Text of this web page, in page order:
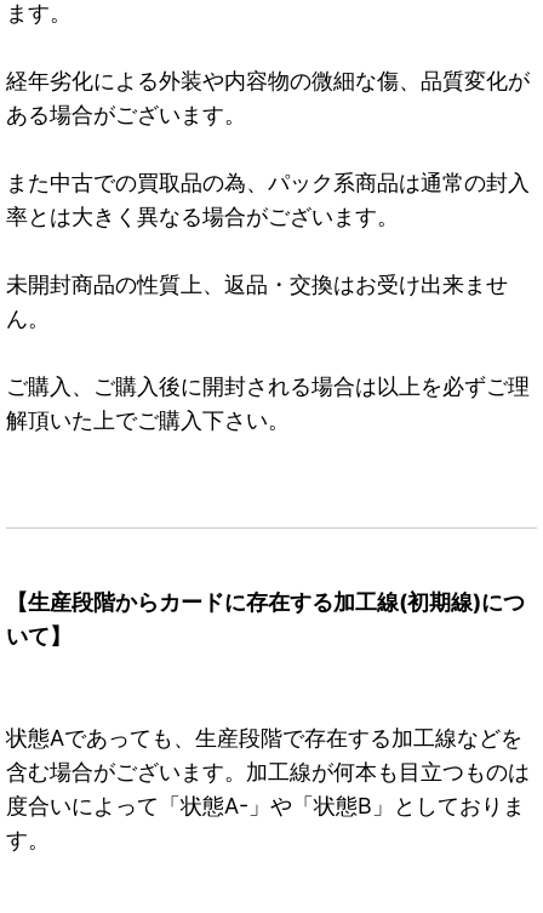
ます。
経年劣化による外装や内容物の微細な傷、品質変化が
ある場合がございます。
また中古での買取品の為、パック系商品は通常の封入
率とは大きく異なる場合がございます。
未開封商品の性質上、返品・交換はお受け出来ませ
ん。
ご購入、ご購入後に開封される場合は以上を必ずご理
解頂いた上でご購入下さい。
【生産段階からカードに存在する加工線(初期線)につ
いて】
状態Aであっても、生産段階で存在する加工線などを
含む場合がございます。加工線が何本も目立つものは
度合いによって「状態A-」や「状態B」としておりま
す。